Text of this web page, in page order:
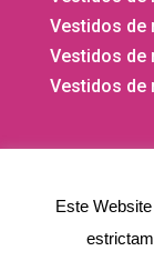
Vestidos de
Vestidos de
Vestidos de
Este